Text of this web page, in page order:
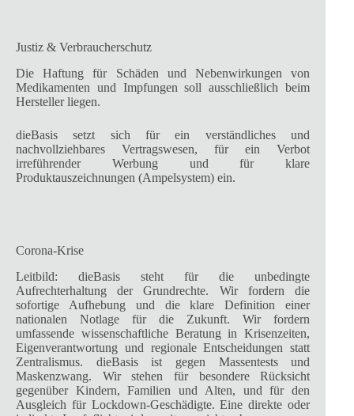
Justiz & Verbraucherschutz
Die Haftung für Schäden und Nebenwirkungen von
Medikamenten und Impfungen soll ausschließlich beim
Hersteller liegen.
dieBasis setzt sich für ein verständliches und
nachvollziehbares Vertragswesen, für ein Verbot
irreführender Werbung und für klare
Produktauszeichnungen (Ampelsystem) ein.
Corona-Krise
Leitbild: dieBasis steht für die unbedingte
Aufrechterhaltung der Grundrechte. Wir fordern die
sofortige Aufhebung und die klare Definition einer
nationalen Notlage für die Zukunft. Wir fordern
umfassende wissenschaftliche Beratung in Krisenzeiten,
Eigenverantwortung und regionale Entscheidungen statt
Zentralismus. dieBasis ist gegen Massentests und
Maskenzwang. Wir stehen für besondere Rücksicht
gegenüber Kindern, Familien und Alten, und für den
Ausgleich für Lockdown-Geschädigte. Eine direkte oder